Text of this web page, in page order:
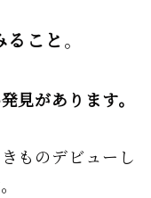
こと。
見があります。
ものデビューし